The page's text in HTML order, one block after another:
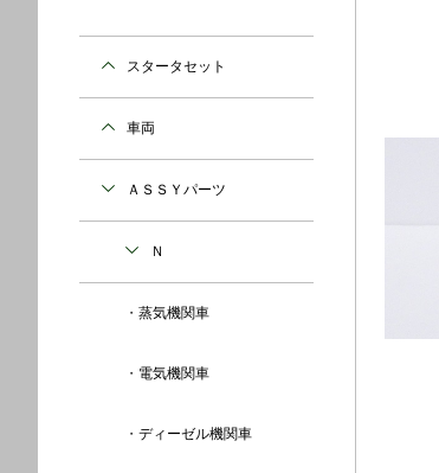
スタータセット
車両
ＡＳＳＹパーツ
Ｎ
蒸気機関車
電気機関車
ディーゼル機関車